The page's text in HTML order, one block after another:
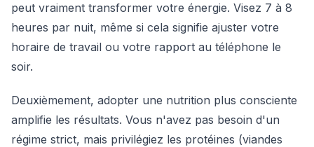
peut vraiment transformer votre énergie. Visez 7 à 8
heures par nuit, même si cela signifie ajuster votre
horaire de travail ou votre rapport au téléphone le
soir.
Deuxièmement, adopter une nutrition plus consciente
amplifie les résultats. Vous n'avez pas besoin d'un
régime strict, mais privilégiez les protéines (viandes